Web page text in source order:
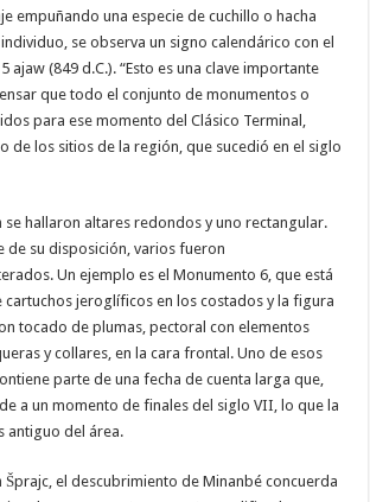
empuñando una especie de cuchillo o hacha
se observa un signo calendárico con el
ajaw (849 d.C.). “Esto es una clave importante
que todo el conjunto de monumentos o
para ese momento del Clásico Terminal,
de los sitios de la región, que sucedió en el siglo
se hallaron altares redondos y uno rectangular.
de su disposición, varios fueron
Un ejemplo es el Monumento 6, que está
cartuchos jeroglíficos en los costados y la figura
tocado de plumas, pectoral con elementos
y collares, en la cara frontal. Uno de esos
parte de una fecha de cuenta larga que,
a un momento de finales del siglo VII, lo que la
antiguo del área.
Šprajc, el descubrimiento de Minanbé concuerda